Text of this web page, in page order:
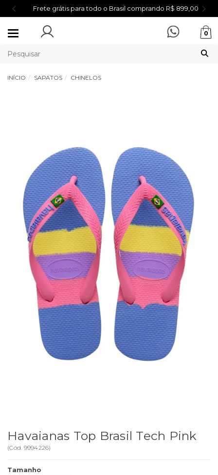
Frete grátis para todo o Brasil comprando R$ 899,00
Mudar
0
INÍCIO SAPATOS CHINELOS
Havaianas Top Brasil Tech Pink
(Cód. 9994226)
Tamanho